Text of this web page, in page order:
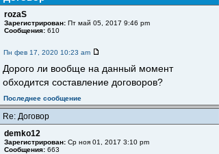
rozaS
Зарегистрирован: Пт май 05, 2017 9:46 pm
Сообщения: 610
Пн фев 17, 2020 10:23 am
Дорого ли вообще на данный момент
обходится составление договоров?
Последнее сообщение
Re: Договор
demko12
Зарегистрирован: Ср ноя 01, 2017 3:10 pm
Сообщения: 663